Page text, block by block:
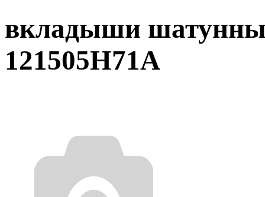
вкладыши
121505H71A